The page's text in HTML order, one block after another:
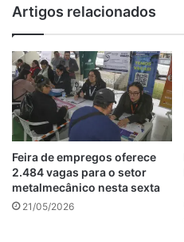
Artigos relacionados
Feira de empregos oferece
2.484 vagas para o setor
metalmecânico nesta sexta
21/05/2026